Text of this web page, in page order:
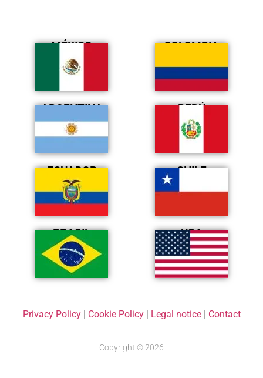
MÉXICO COLOMBIA
ARGENTINA PERÚ
ECUADOR CHILE
BRASIL USA
Privacy Policy| Cookie Policy| Legal notice| Contact
Copyright © 2026